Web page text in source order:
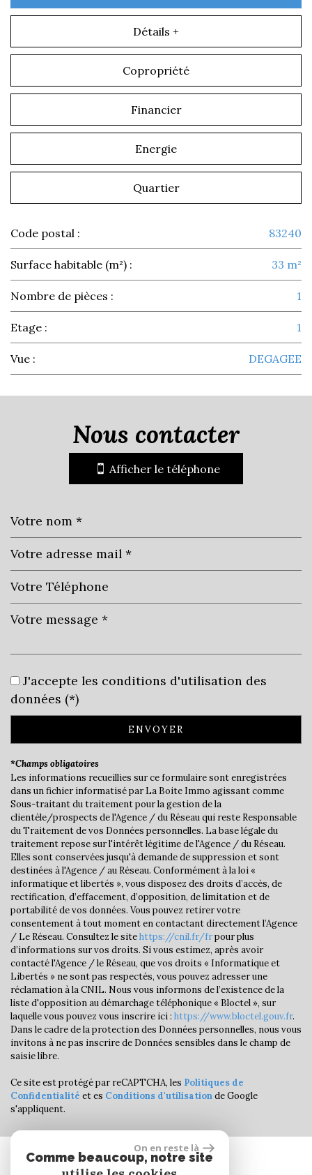
Détails +
Copropriété
Financier
Energie
Quartier
Code postal : 83240
Surface habitable (m²) : 33 m²
Nombre de pièces : 1
Etage : 1
Vue : DEGAGEE
École primaire
Nombre d'habitants
7 062
Propriétaires (vs. locataires)
59,45 %
Taxe habitation
22,33 %
Taxe foncière
18,21 %
Habitants de moins de 25 ans
21,76 %
Habitants de 25 à 55 ans
32,78 %
Habitants de plus de 55 ans
Nombre d'enfants par famille
0,62
Familles sans enfant
62,26 %
Familles avec 1 ou 2 enfants
Maisons
33,12 %
Appartements
66,88 %
Familles avec 3 enfants
3,23 %
nous contacter
Afficher le téléphone
J'accepte les conditions d'utilisation des
données (*)
ENVOYER
*Champs obligatoires
Les informations recueillies sur ce formulaire sont enregistrées
dans un fichier informatisé par La Boite Immo agissant comme
Sous-traitant du traitement pour la gestion de la
clientèle/prospects de l'Agence / du Réseau qui reste Responsable
du Traitement de vos Données personnelles. La base légale du
traitement repose sur l'intérêt légitime de l'Agence / du Réseau.
Elles sont conservées jusqu'à demande de suppression et sont
destinées à l'Agence / au Réseau. Conformément à la loi «
informatique et libertés », vous disposez des droits d’accès, de
rectification, d’effacement, d’opposition, de limitation et de
portabilité de vos données. Vous pouvez retirer votre
consentement à tout moment en contactant directement l’Agence
/ Le Réseau. Consultez le sitehttps://cnil.fr/frpour plus
d’informations sur vos droits. Si vous estimez, après avoir
contacté l'Agence / le Réseau, que vos droits « Informatique et
Libertés » ne sont pas respectés, vous pouvez adresser une
réclamation à la CNIL. Nous vous informons de l’existence de la
liste d'opposition au démarchage téléphonique « Bloctel », sur
laquelle vous pouvez vous inscrire ici : https://www.bloctel.gouv.fr.
Dans le cadre de la protection des Données personnelles, nous vous
invitons à ne pas inscrire de Données sensibles dans le champ de
saisie libre.
Ce site est protégé par reCAPTCHA, les Politiques de
Confidentialité et es Conditions d'utilisationde Google
s'appliquent.
Se connecter
On en reste là
Comme beaucoup, notre site